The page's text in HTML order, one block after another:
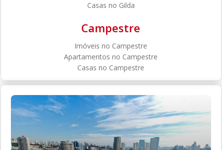
Casas no Gilda
Campestre
Imóveis no Campestre
Apartamentos no Campestre
Casas no Campestre